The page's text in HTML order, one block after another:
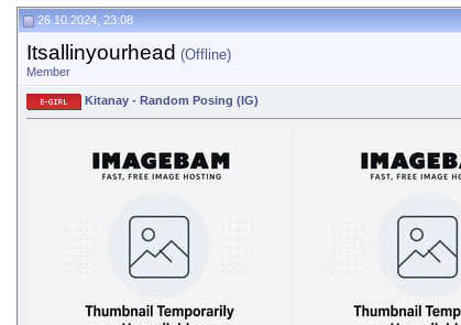
26.10.2024, 23:08
Itsallinyourhead (Offline)
Member
Kitanay - Random Posing (IG)